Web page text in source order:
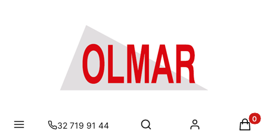
32 719 91 44
Otwórz wyszukiwarkę